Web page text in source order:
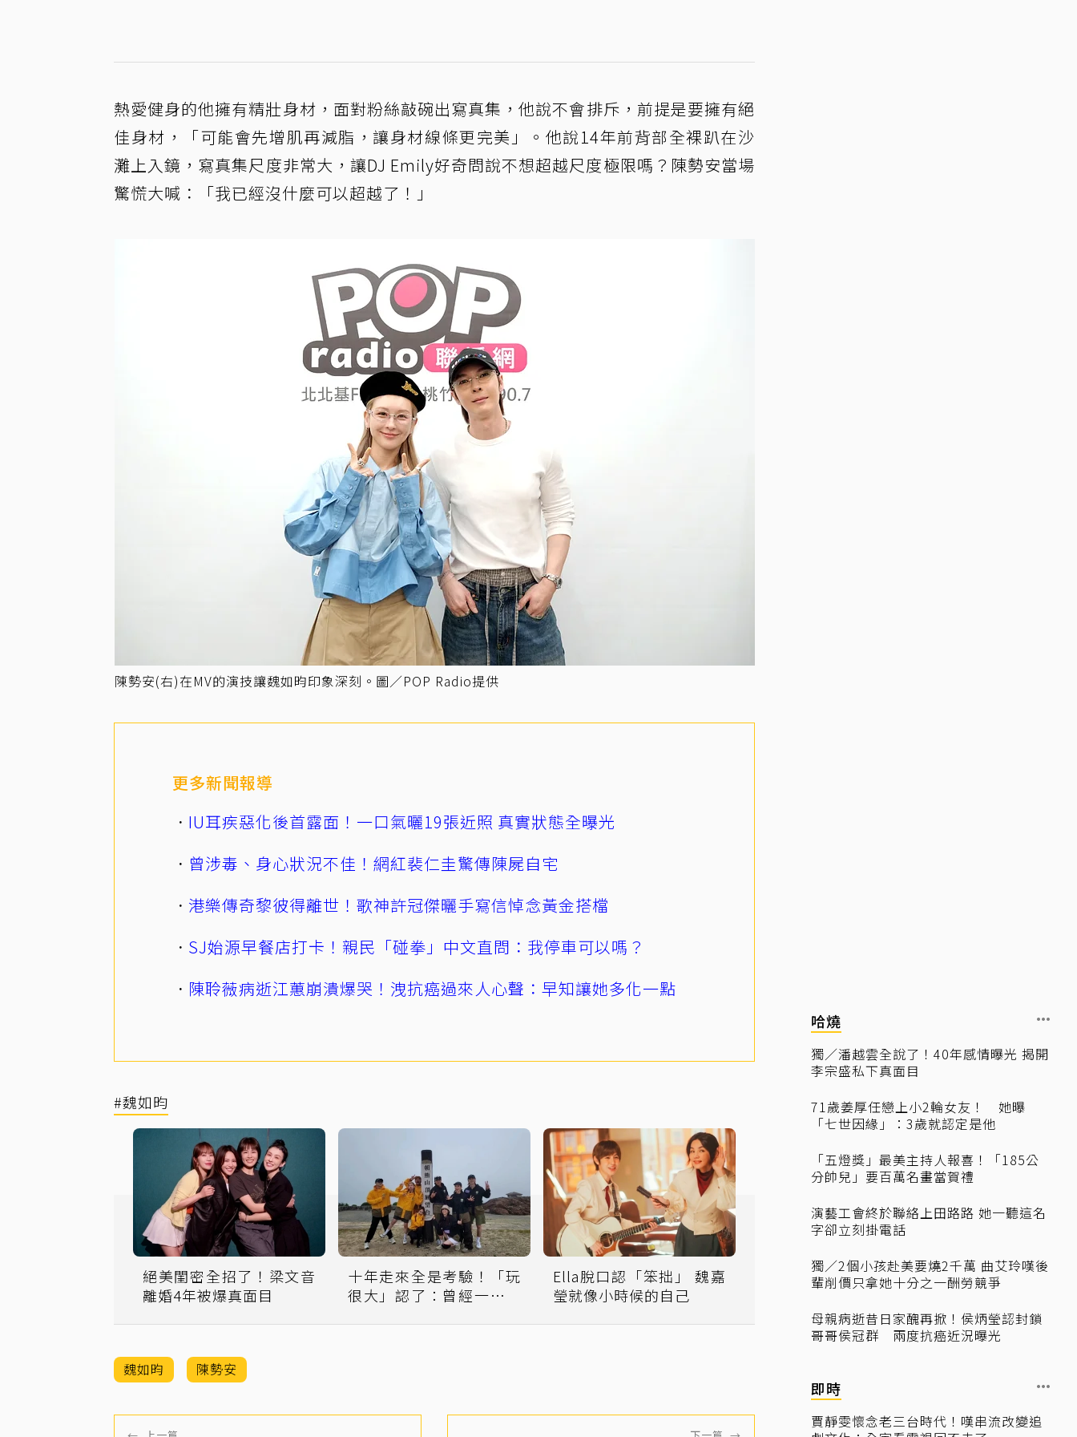
熱愛健身的他擁有精壯身材，面對粉絲敲碗出寫真集，他說不會排斥，前提是要擁有絕
佳身材，「可能會先增肌再減脂，讓身材線條更完美」。他說14年前背部全裸趴在沙
灘上入鏡，寫真集尺度非常大，讓DJ Emily好奇問說不想超越尺度極限嗎？陳勢安當場
驚慌大喊：「我已經沒什麼可以超越了！」
陳勢安(右)在MV的演技讓魏如昀印象深刻。圖／POP Radio提供
更多新聞報導
IU耳疾惡化後首露面！一口氣曬19張近照 真實狀態全曝光
曾涉毒、身心狀況不佳！網紅裴仁圭驚傳陳屍自宅
港樂傳奇黎彼得離世！歌神許冠傑曬手寫信悼念黃金搭檔
SJ始源早餐店打卡！親民「碰拳」中文直問：我停車可以嗎？
陳聆薇病逝江蕙崩潰爆哭！洩抗癌過來人心聲：早知讓她多化一點
#魏如昀
絕美閨密全招了！梁文音
離婚4年被爆真面目
十年走來全是考驗！「玩
很大」認了：曾經一度撐
Ella脫口認「笨拙」 魏嘉
瑩就像小時候的自己
魏如昀 陳勢安
哈燒
獨／潘越雲全說了！40年感情曝光 揭開
李宗盛私下真面目
71歲姜厚任戀上小2輪女友！ 她曝
「七世因緣」：3歲就認定是他
「五燈獎」最美主持人報喜！「185公
分帥兒」要百萬名畫當賀禮
演藝工會終於聯絡上田路路 她一聽這名
字卻立刻掛電話
獨／2個小孩赴美要燒2千萬 曲艾玲嘆後
輩削價只拿她十分之一酬勞競爭
母親病逝昔日家醜再掀！侯炳瑩認封鎖
哥哥侯冠群 兩度抗癌近況曝光
即時
賈靜雯懷念老三台時代！嘆串流改變追